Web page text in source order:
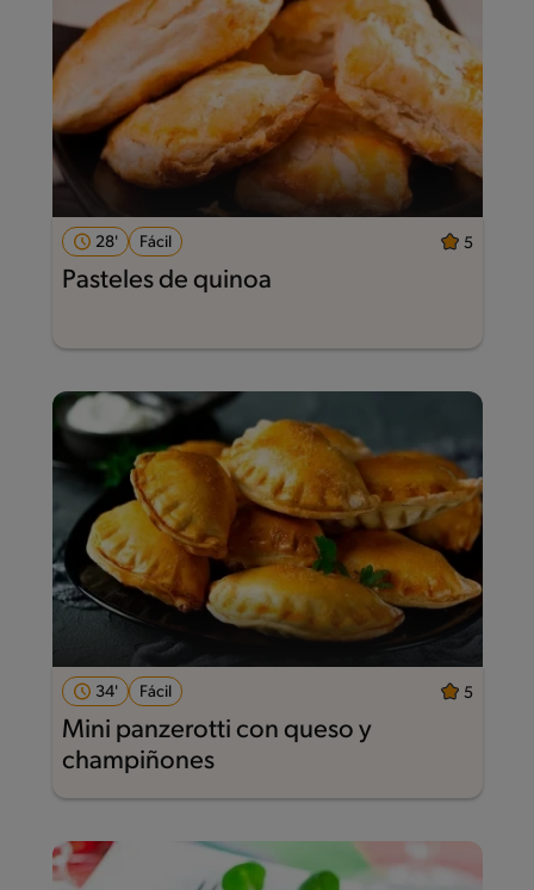
28' Fácil 5
Pasteles de quinoa
34' Fácil 5
Mini panzerotti con queso y
champiñones